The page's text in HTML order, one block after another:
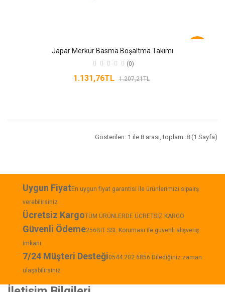
Japar Merkür Basma Boşaltma Takımı
(0)
1.131,76TL 1.207,21TL
Gösterilen: 1 ile 8 arası, toplam: 8 (1 Sayfa)
Uygun FiyatEn uygun fiyat garantisi ile ürünlerimizi sipairş
verebilirsiniz
Ücretsiz KargoTÜM ÜRÜNLERDE ÜCRETSİZ KARGO
Güvenli Ödeme256BIT SSL Koruması ile güvenli alışveriş
imkanı
7/24 Müşteri Desteği0544 202 6856 Dilediğiniz zaman
ulaşabilirsiniz